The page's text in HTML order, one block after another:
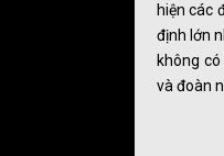
hiện các
định lớn
không
và đoàn